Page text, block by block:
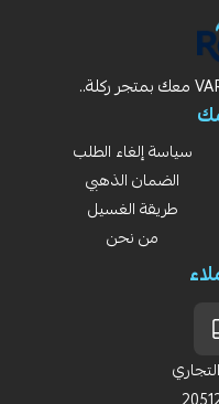
سياسة إلغاء الطلب
الضمان الذهبي
طريقة الغسيل
من نحن